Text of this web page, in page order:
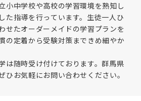
小中学校や高校の学習環境を熟知し
た指導を行っています。生徒一人ひ
せたオーダーメイドの学習プランを
の定着から受験対策まできめ細やか
は随時受け付けております。群馬県
ひお気軽にお問い合わせください。